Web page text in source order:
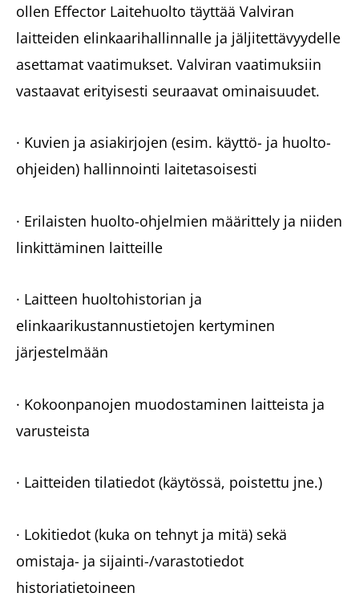
ollen Effector Laitehuolto täyttää Valviran
laitteiden elinkaarihallinnalle ja jäljitettävyydelle
asettamat vaatimukset. Valviran vaatimuksiin
vastaavat erityisesti seuraavat ominaisuudet.
· Kuvien ja asiakirjojen (esim. käyttö- ja huolto-
ohjeiden) hallinnointi laitetasoisesti
· Erilaisten huolto-ohjelmien määrittely ja niiden
linkittäminen laitteille
· Laitteen huoltohistorian ja
elinkaarikustannustietojen kertyminen
järjestelmään
· Kokoonpanojen muodostaminen laitteista ja
varusteista
· Laitteiden tilatiedot (käytössä, poistettu jne.)
· Lokitiedot (kuka on tehnyt ja mitä) sekä
omistaja- ja sijainti-/varastotiedot
historiatietoineen